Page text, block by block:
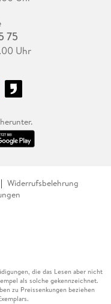
75
Uhr
Widerrufsbelehrung
die das Lesen aber nicht
als solche gekennzeichnet.
zu Preissenkungen beziehen